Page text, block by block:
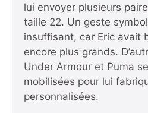
lui envoyer plusieurs
taille 22. Un geste
insuffisant, car Eric avait
encore plus grands.
Under Armour et Puma
mobilisées pour lui
personnalisées.